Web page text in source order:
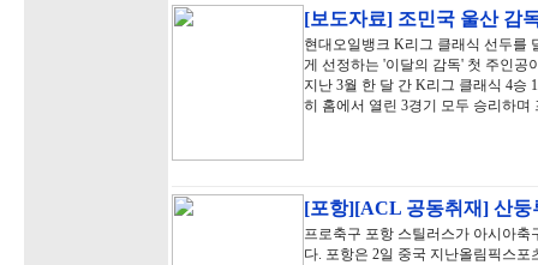
[보도자료] 조민국 울산 감
현대오일뱅크 K리그 클래식 선두를
게 선정하는 '이달의 감독' 첫 주인공
지난 3월 한 달 간 K리그 클래식 4승
히 홈에서 열린 3경기 모두 승리하
[포항][ACL 공동취재] 산둥
프로축구 포항 스틸러스가 아시아
다. 포항은 2일 중국 지난올림픽스